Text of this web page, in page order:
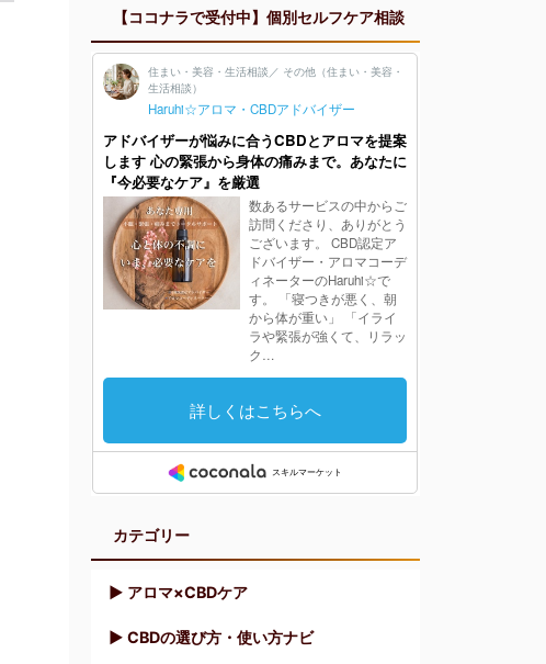
【ココナラで受付中】個別セルフケア相談
カテゴリー
▶︎ アロマ×CBDケア
▶︎ CBDの選び方・使い方ナビ